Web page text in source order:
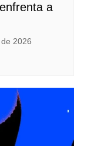
a
2026